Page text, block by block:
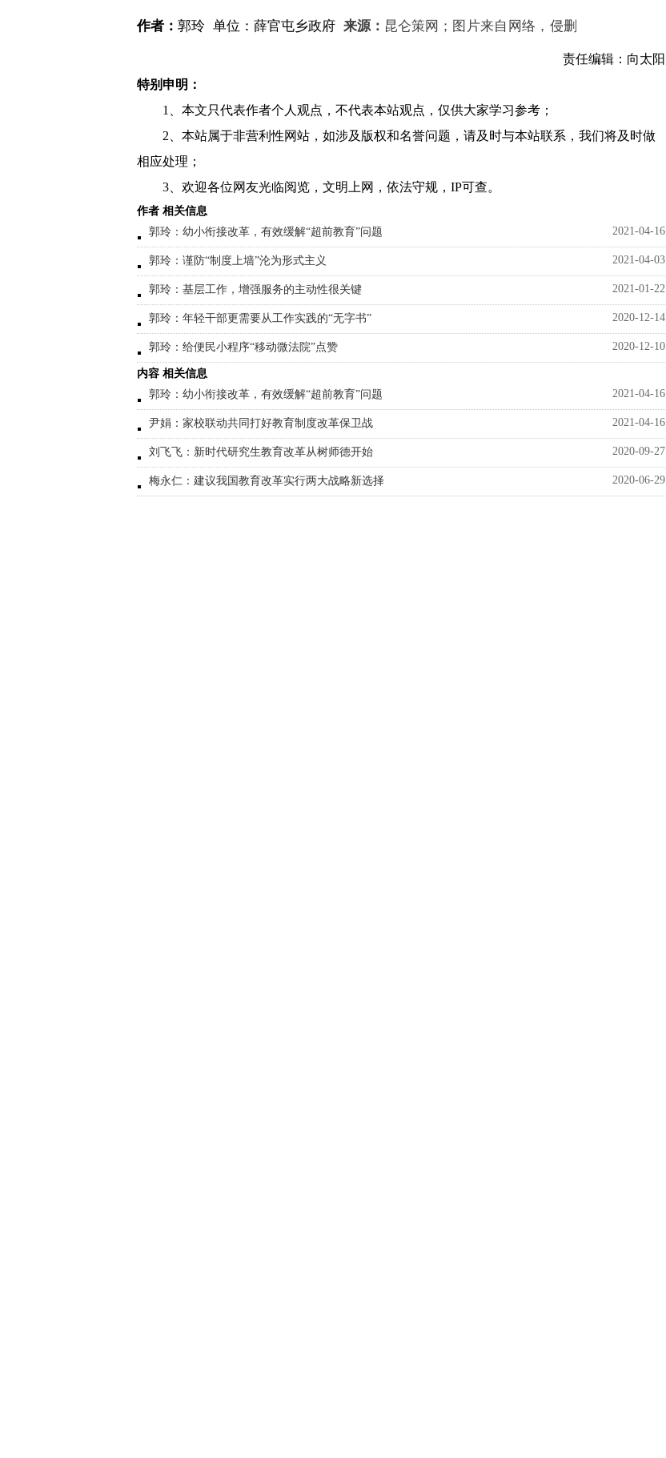
作者： 郭玲 单位：薛官屯乡政府 来源： 昆仑策网 ； 图片来自网络，侵删
责任编辑：向太阳
特别申明：
1、本文只代表作者个人观点，不代表本站观点，仅供大家学习参考；
2、本站属于非营利性网站，如涉及版权和名誉问题，请及时与本站联系，我们将及时做
相应处理；
3、欢迎各位网友光临阅览，文明上网，依法守规，IP可查。
作者 相关信息
郭玲：幼小衔接改革，有效缓解“超前教育”问题
2021-04-16
郭玲：谨防“制度上墙”沦为形式主义 2021-04-03
郭玲：基层工作，增强服务的主动性很关键 2021-01-22
郭玲：年轻干部更需要从工作实践的“无字书” 2020-12-14
郭玲：给便民小程序“移动微法院”点赞 2020-12-10
内容 相关信息
郭玲：幼小衔接改革，有效缓解“超前教育”问题
2021-04-16
尹娟：家校联动共同打好教育制度改革保卫战 2021-04-16
刘飞飞：新时代研究生教育改革从树师德开始 2020-09-27
梅永仁：建议我国教育改革实行两大战略新选择 2020-06-29